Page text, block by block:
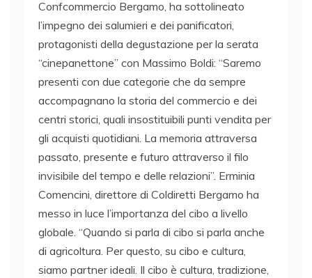
Confcommercio Bergamo, ha sottolineato
l’impegno dei salumieri e dei panificatori,
protagonisti della degustazione per la serata
“cinepanettone” con Massimo Boldi: “Saremo
presenti con due categorie che da sempre
accompagnano la storia del commercio e dei
centri storici, quali insostituibili punti vendita per
gli acquisti quotidiani. La memoria attraversa
passato, presente e futuro attraverso il filo
invisibile del tempo e delle relazioni”. Erminia
Comencini, direttore di Coldiretti Bergamo ha
messo in luce l’importanza del cibo a livello
globale. “Quando si parla di cibo si parla anche
di agricoltura. Per questo, su cibo e cultura,
siamo partner ideali. Il cibo è cultura, tradizione,